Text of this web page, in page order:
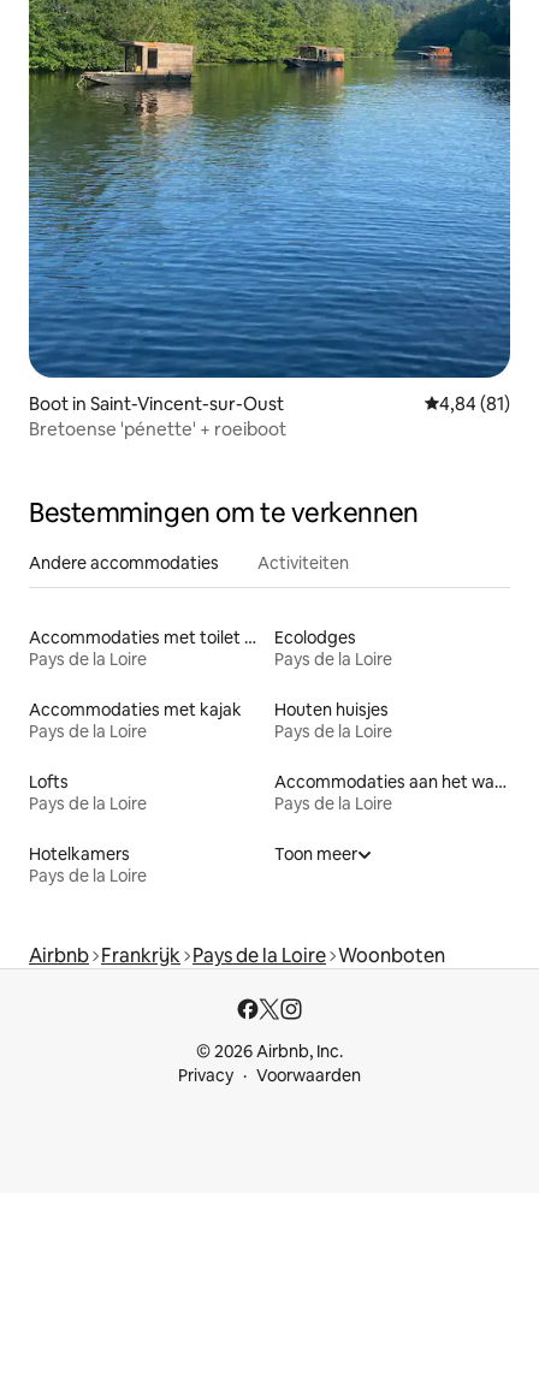
Boot in Saint-Vincent-sur-Oust Gemiddelde
4,84 (81)
Bretoense 'pénette' + roeiboot
Bestemmingen om te verkennen
Andere accommodaties Activiteiten
Accommodaties met toilet op toegankelijke hoogte
Pays de la Loire
Ecolodges
Pays de la Loire
Accommodaties met kajak
Pays de la Loire
Houten huisjes
Pays de la Loire
Lofts
Pays de la Loire
Accommodaties aan het water
Pays de la Loire
Hotelkamers
Pays de la Loire
Toon meer
Airbnb Frankrijk Pays de la Loire Woonboten
© 2026 Airbnb, Inc.
Privacy
Voorwaarden